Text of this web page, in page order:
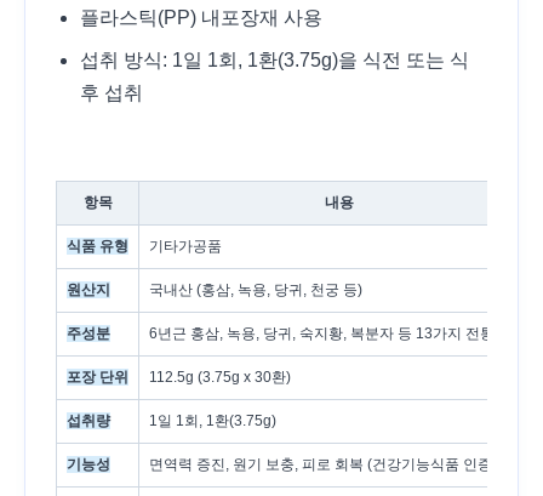
플라스틱(PP) 내포장재 사용
섭취 방식: 1일 1회, 1환(3.75g)을 식전 또는 식
후 섭취
항목 내용
식품 유형 기타가공품
원산지 국내산 (홍삼, 녹용, 당귀, 천궁 등)
주성분 6년근 홍삼, 녹용, 당귀, 숙지황, 복분자 등 13가지 전통 원료
포장 단위 112.5g (3.75g x 30환)
섭취량 1일 1회, 1환(3.75g)
기능성 면역력 증진, 원기 보충, 피로 회복 (건강기능식품 인증 없음)